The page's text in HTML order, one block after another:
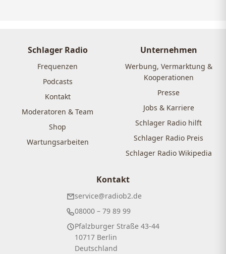
Schlager Radio
Frequenzen
Podcasts
Kontakt
Moderatoren & Team
Shop
Wartungsarbeiten
Unternehmen
Werbung, Vermarktung &
Kooperationen
Presse
Jobs & Karriere
Schlager Radio hilft
Schlager Radio Preis
Schlager Radio Wikipedia
Kontakt
service@radiob2.de
08000 – 79 89 99
Pfalzburger Straße 43-44
10717 Berlin
Deutschland